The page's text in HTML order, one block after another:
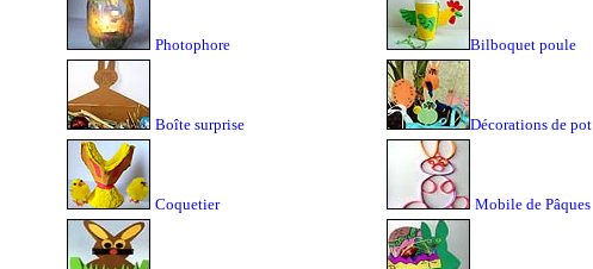
Photophore Bilboquet poule
Boîte surprise Décorations de pot
Coquetier Mobile de Pâques